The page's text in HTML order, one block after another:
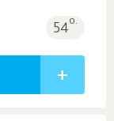
54о.